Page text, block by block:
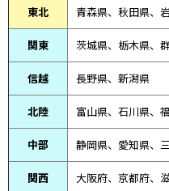
東北 青森県、 秋田県、
関東 茨城県、栃木県、
信越 長野県、新潟県
北陸 富山県、 石川県、
中部 静岡県、 愛知県、
関西 大阪府、京都府、